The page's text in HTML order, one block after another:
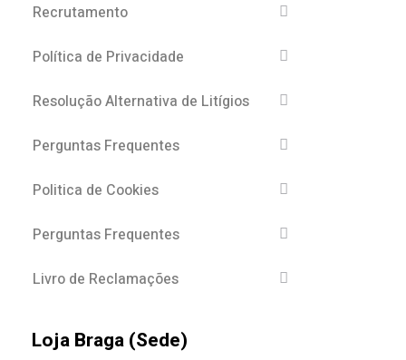
Recrutamento
Política de Privacidade
Resolução Alternativa de Litígios
Perguntas Frequentes
Politica de Cookies
Perguntas Frequentes
Livro de Reclamações
Loja Braga (Sede)